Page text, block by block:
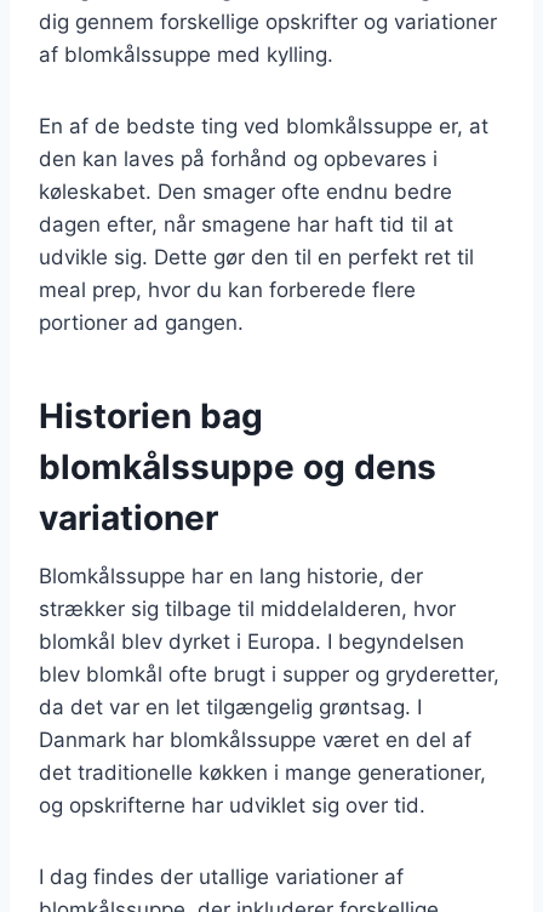
dig gennem forskellige opskrifter og variationer
af blomkålssuppe med kylling.
En af de bedste ting ved blomkålssuppe er, at
den kan laves på forhånd og opbevares i
køleskabet. Den smager ofte endnu bedre
dagen efter, når smagene har haft tid til at
udvikle sig. Dette gør den til en perfekt ret til
meal prep, hvor du kan forberede flere
portioner ad gangen.
Historien bag
blomkålssuppe og dens
variationer
Blomkålssuppe har en lang historie, der
strækker sig tilbage til middelalderen, hvor
blomkål blev dyrket i Europa. I begyndelsen
blev blomkål ofte brugt i supper og gryderetter,
da det var en let tilgængelig grøntsag. I
Danmark har blomkålssuppe været en del af
det traditionelle køkken i mange generationer,
og opskrifterne har udviklet sig over tid.
I dag findes der utallige variationer af